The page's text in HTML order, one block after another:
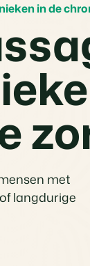
in de
met
langdurige